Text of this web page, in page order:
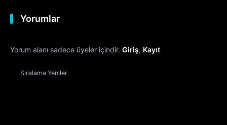
Yorumlar
Yorum alanı sadece üyeler içindir. Giriş, Kayıt
Sıralama Yeniler